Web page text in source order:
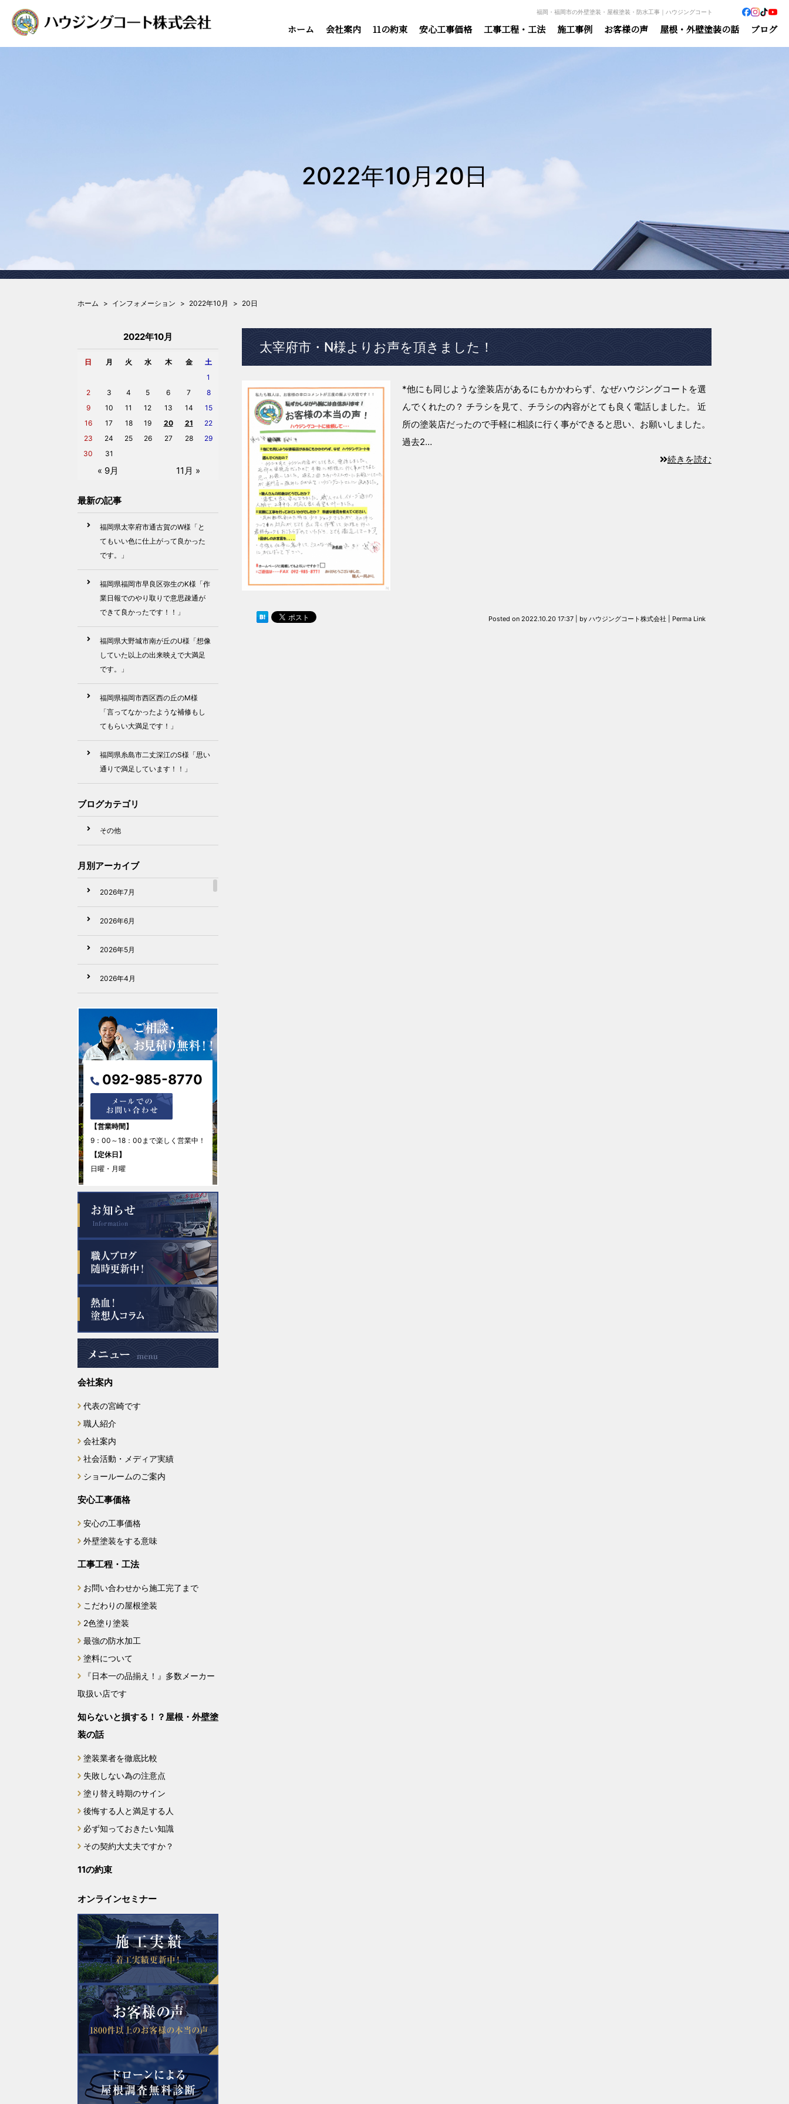
福岡・福岡市の外壁塗装・屋根塗装・防水工事｜ハウジングコート
ホーム 会社案内 11の約束 安心工事価格 工事工程・工法 施工事例 お客様の声 屋根・外壁塗装の話 ブログ
2022年10月20日
ホーム インフォメーション 2022年10月 20日
太宰府市・N様よりお声を頂きました！
*他にも同じような塗装店があるにもかかわらず、なぜハウジングコートを選
んでくれたの？ チラシを見て、チラシの内容がとても良く電話しました。 近
所の塗装店だったので手軽に相談に行く事ができると思い、お願いしました。
過去2…
続きを読む
Posted on 2022.10.20 17:37| by ハウジングコート株式会社 Perma Link
2022年10月
日 月 火 水 木 金 土
« 9月 11月 »
1
2
3 4 5 6 7
8
9
10 11 12 13 14
15
16
17 18 19 20 21
22
23
24 25 26 27 28
29
30
31
最新の記事
福岡県太宰府市通古賀のW様「と
てもいい色に仕上がって良かった
です。」
福岡県福岡市早良区弥生のK様「作
業日報でのやり取りで意思疎通が
できて良かったです！！」
福岡県大野城市南が丘のU様「想像
していた以上の出来映えで大満足
です。」
福岡県福岡市西区西の丘のM様
「言ってなかったような補修もし
てもらい大満足です！」
福岡県糸島市二丈深江のS様「思い
通りで満足しています！！」
ブログカテゴリ
その他
月別アーカイブ
2026年7月
2026年6月
2026年5月
2026年4月
2026年3月
2026年2月
2025年12月
2025年11月
2025年10月
2025年7月
2025年6月
2025年5月
2025年1月
2024年12月
2024年11月
2024年9月
2024年8月
2024年6月
2024年5月
2024年2月
2024年1月
2023年12月
2023年10月
2023年8月
2023年6月
2023年5月
2023年4月
2023年3月
2023年2月
2023年1月
2022年12月
2022年11月
2022年10月
2022年9月
2022年8月
092-985-8770
【営業時間】
9：00～18：00まで楽しく営業中！
【定休日】
日曜・月曜
会社案内
代表の宮崎です
職人紹介
会社案内
社会活動・メディア実績
ショールームのご案内
安心工事価格
安心の工事価格
外壁塗装をする意味
工事工程・工法
お問い合わせから施工完了まで
こだわりの屋根塗装
2色塗り塗装
最強の防水加工
塗料について
『日本一の品揃え！』多数メーカー
取扱い店です
知らないと損する！？屋根・外壁塗
装の話
塗装業者を徹底比較
失敗しない為の注意点
塗り替え時期のサイン
後悔する人と満足する人
必ず知っておきたい知識
その契約大丈夫ですか？
11の約束
オンラインセミナー